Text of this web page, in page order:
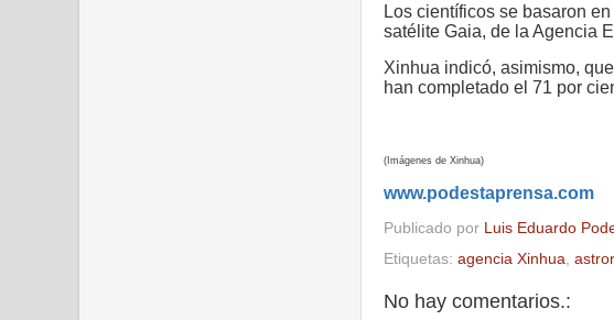
Los científicos se basaron
satélite Gaia, de la Agencia
Xinhua indicó, asimismo,
han completado el 71 por
(Imágenes de Xinhua)
www.podestaprensa.com
Publicado por Luis Eduardo
Etiquetas: agencia Xinhua
No hay comentarios.: